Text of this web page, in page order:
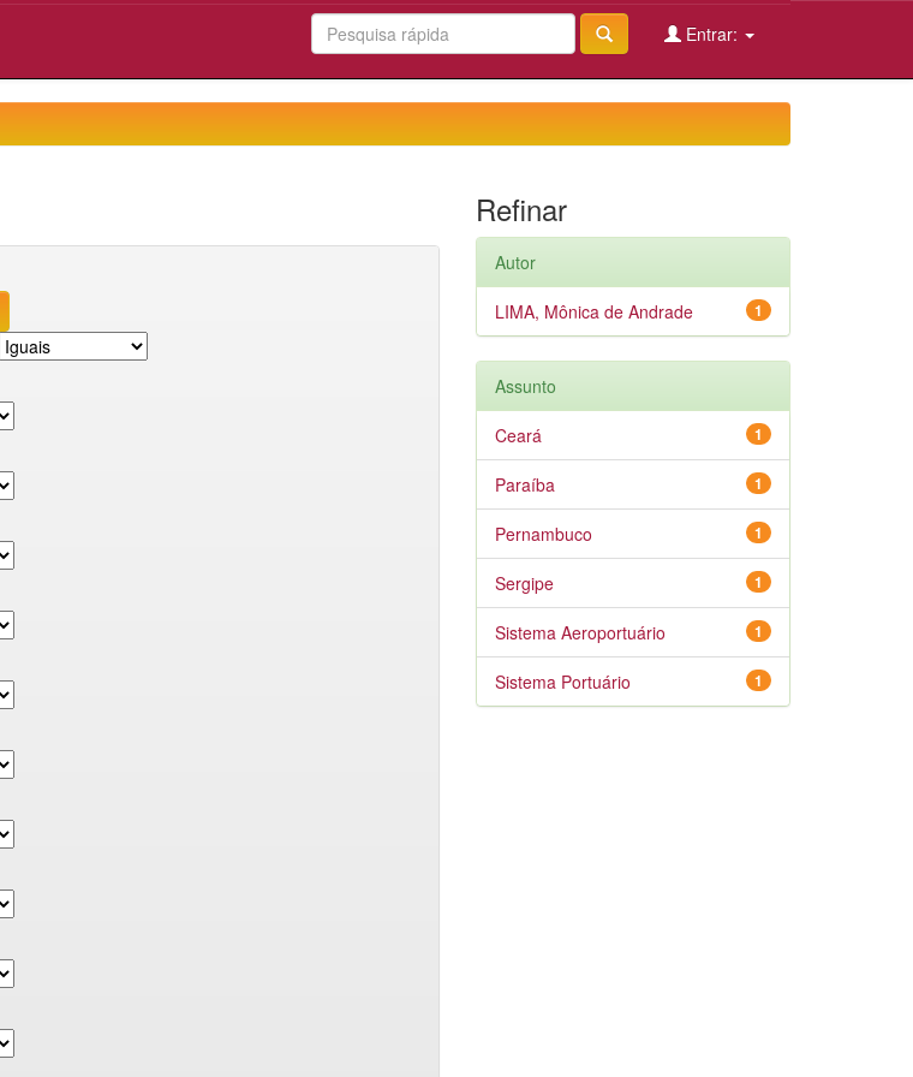
Entrar:
Refinar
Autor
1
LIMA, Mônica de Andrade
Assunto
1
Ceará
1
Paraíba
1
Pernambuco
1
Sergipe
1
Sistema Aeroportuário
1
Sistema Portuário